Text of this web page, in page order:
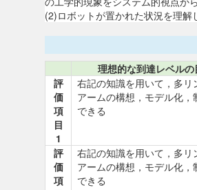
(2)ロボットが置かれた状況を理
理想的な到達レベル
評
価
項
目
1
右記の知識を用いて，多リ
アームの構想，モデル化，
できる
評
価
項
右記の知識を用いて，多リ
アームの構想，モデル化，
できる